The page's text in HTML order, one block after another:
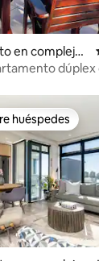
5. 128
en complejo r
dúplex
huéspedes
huéspedes